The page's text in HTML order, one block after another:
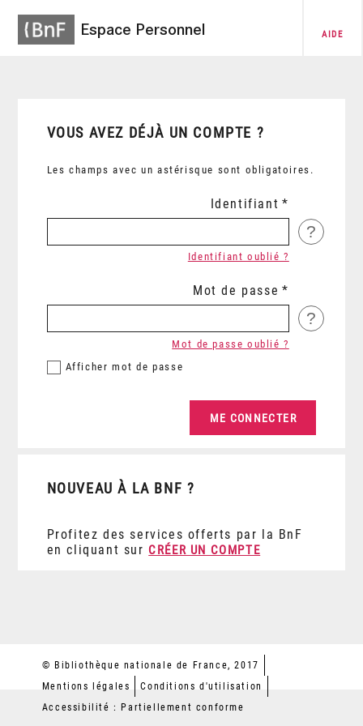
Espace Personnel AIDE
VOUS AVEZ DÉJÀ UN COMPTE ?
Les champs avec un astérisque sont obligatoires.
Identifiant
?
Identifiant oublié ?
Mot de passe
?
Afficher mot de passe
Mot de passe oublié ?
NOUVEAU À LA BNF ?
Profitez des services offerts par la BnF
en cliquant sur CRÉER UN COMPTE
© Bibliothèque nationale de France, 2017
Mentions légales
Conditions d'utilisation
Accessibilité : Partiellement conforme